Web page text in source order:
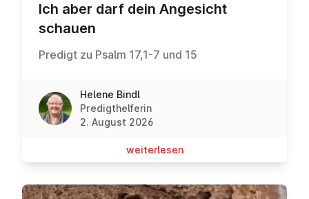
Ich aber darf dein Angesicht
schauen
Predigt zu Psalm 17,1-7 und 15
Helene Bindl
Predigthelferin
2. August 2026
wei­ter­le­sen